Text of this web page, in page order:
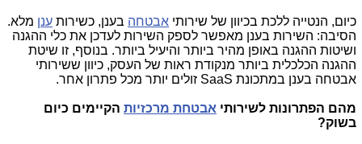
כיום, הנטייה ללכת בכיוון של שירותי אבטחה בענן, כשירות ענן מלא.
הסיבה: השירות בענן מאפשר לספק השירות לעדכן את כלי ההגנה
ושיטות ההגנה באופן מהיר ביותר והיעיל ביותר. בנוסף, זו שיטת
ההגנה הכלכלית ביותר מנקודת ראות של העסק, כיוון ששירותי
אבטחה בענן במתכונת SaaS זולים יותר מכל פתרון אחר.
מהם הפתרונות לשירותי אבטחת מרכזיות הקיימים כיום
בשוק?